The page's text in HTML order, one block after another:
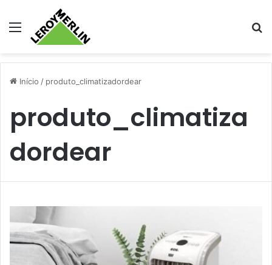
Menu
Início / produto_climatizadordear
produto_climatiza
dordear